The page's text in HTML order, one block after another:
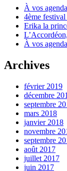
À vos
4ème
Erika la
À vos
Archives
février 2019
décembre
septembre
mars 2018
janvier 2018
novembre
septembre
août 2017
juillet 2017
juin 2017